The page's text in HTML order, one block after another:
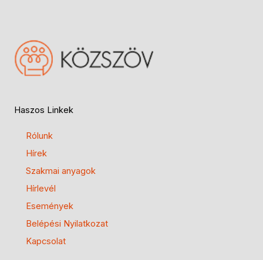
Haszos Linkek
Rólunk
Hírek
Szakmai anyagok
Hírlevél
Események
Belépési Nyilatkozat
Kapcsolat